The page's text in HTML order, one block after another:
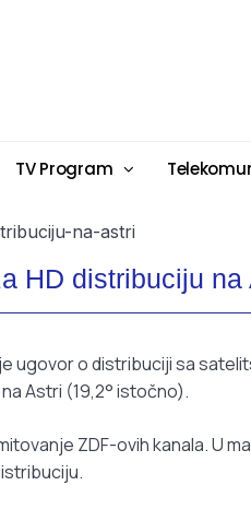
TV Program
HD distribuciju na
ugovor o distribuciji sa
Astri (19,2° istočno).
ZDF-ovih kanala. U